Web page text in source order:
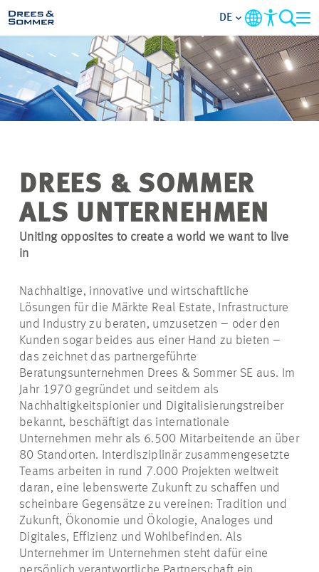
MARKETS
SERVICES
IM FOKUS
KARRIERE
KONTAKT
DE
DREES & SOMMER
ALS UNTERNEHMEN
Uniting opposites to create a world we want to live
in
Nachhaltige, innovative und wirtschaftliche
Lösungen für die Märkte Real Estate, Infrastructure
und Industry zu beraten, umzusetzen – oder den
Kunden sogar beides aus einer Hand zu bieten –
das zeichnet das partnergeführte
Beratungsunternehmen Drees & Sommer SE aus. Im
Jahr 1970 gegründet und seitdem als
Nachhaltigkeitspionier und Digitalisierungstreiber
bekannt, beschäftigt das internationale
Unternehmen mehr als 6.500 Mitarbeitende an über
80 Standorten. Interdisziplinär zusammengesetzte
Teams arbeiten in rund 7.000 Projekten weltweit
daran, eine lebenswerte Zukunft zu schaffen und
scheinbare Gegensätze zu vereinen: Tradition und
Zukunft, Ökonomie und Ökologie, Analoges und
Digitales, Effizienz und Wohlbefinden. Als
Unternehmer im Unternehmen steht dafür eine